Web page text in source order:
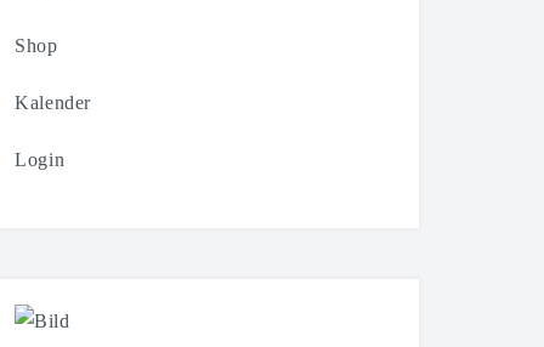
Shop
Kalender
Login